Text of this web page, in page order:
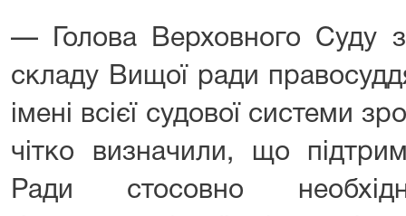
— Голова Верховного Суду
складу Вищої ради
імені всієї судової системи
чітко визначили, що
Ради стосовно